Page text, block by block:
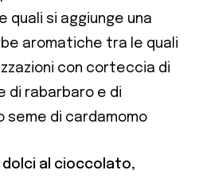
quali si aggiunge una
aromatiche tra le quali
con corteccia di
di rabarbaro e di
seme di cardamomo
dolci al cioccolato,